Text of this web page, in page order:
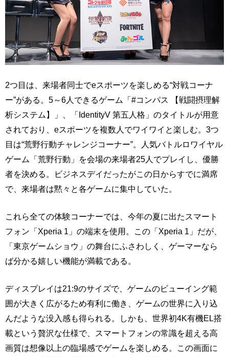
2つ目は、来場者同士でeスポーツを楽しめる“対戦コーナ
ー”がある。5～6人できるゲーム「#コンパス 【戦闘摂理解
析システム】」、「IdentityV 第五人格」のタイトルが用意
されており、eスポーツを複数人でワイワイと楽しむ。3つ
目は“荒野行動チャレンジコーナー”。人気バトルロワイヤル
ゲーム「荒野行動」を会場の来場者25人でプレイし、優勝
者を決める。ビジネスデイだったがこの日からすでに満席
で、来場者は黙々と各ゲームに集中していた。
これら全ての体験コーナーでは、今年の夏に出たスマート
フォン「Xperia 1」の端末を使用。この「Xperia 1」だが、
「東京ゲームショウ」の舞台にふさわしく、ゲーマーなら
ば分かる嬉しい機能が満載である。
ディスプレイは21:9のサイズで、ゲームのビューイング範
囲が大きく広がるため有利に働き、ゲームの世界に入り込
んだような没入感も得られる。しかも、世界初4K有機EL搭
載という贅沢な仕様で、スマートフォンの常識を超える高
画質は想像以上の臨場感でゲームを楽しめる。この画面に